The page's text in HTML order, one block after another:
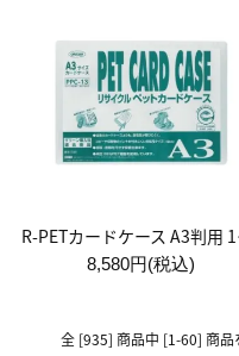
R-
8,580円(税込)
全 [935] 商品中 [1-60] 商品